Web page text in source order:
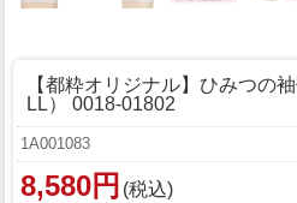
【都粋オリジナル】ひみつの
LL） 0018-01802
1A001083
8,580円 (税込)